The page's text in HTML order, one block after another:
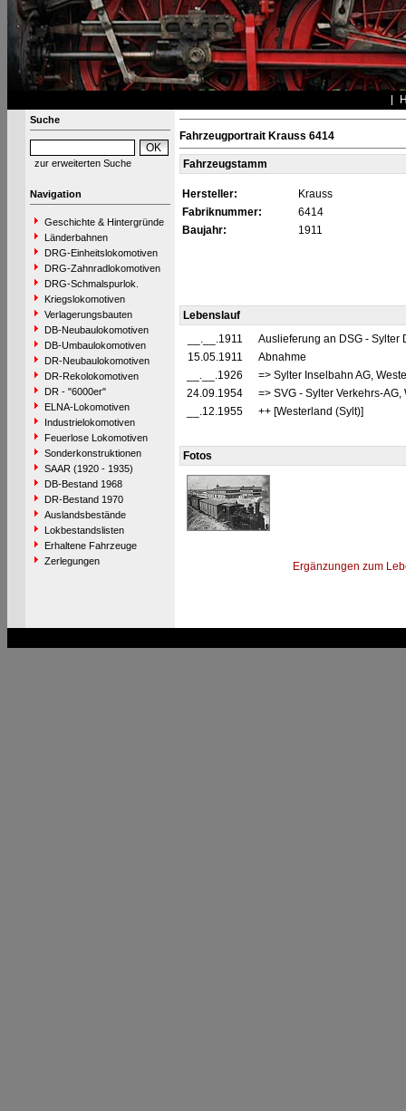
Suche
zur erweiterten Suche
Navigation
Geschichte & Hintergründe
Länderbahnen
DRG-Einheitslokomotiven
DRG-Zahnradlokomotiven
DRG-Schmalspurlok.
Kriegslokomotiven
Verlagerungsbauten
DB-Neubaulokomotiven
DB-Umbaulokomotiven
DR-Neubaulokomotiven
DR-Rekolokomotiven
DR - "6000er"
ELNA-Lokomotiven
Industrielokomotiven
Feuerlose Lokomotiven
Sonderkonstruktionen
SAAR (1920 - 1935)
DB-Bestand 1968
DR-Bestand 1970
Auslandsbestände
Lokbestandslisten
Erhaltene Fahrzeuge
Zerlegungen
Fahrzeugportrait Krauss 6414
Fahrzeugstamm
Hersteller:
Krauss
Fabriknummer:
6414
Baujahr:
1911
Lebenslauf
__.__.1911
Auslieferung an DSG - Sylter
15.05.1911
Abnahme
__.__.1926
=> Sylter Inselbahn AG,
24.09.1954
=> SVG - Sylter Verkehrs-
__.12.1955
++ [Westerland (Sylt)]
Fotos
Ergänzungen zum